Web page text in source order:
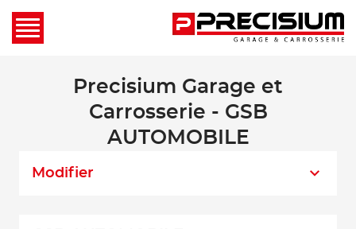
Precisium Garage et
Carrosserie - GSB
AUTOMOBILE
Modifier